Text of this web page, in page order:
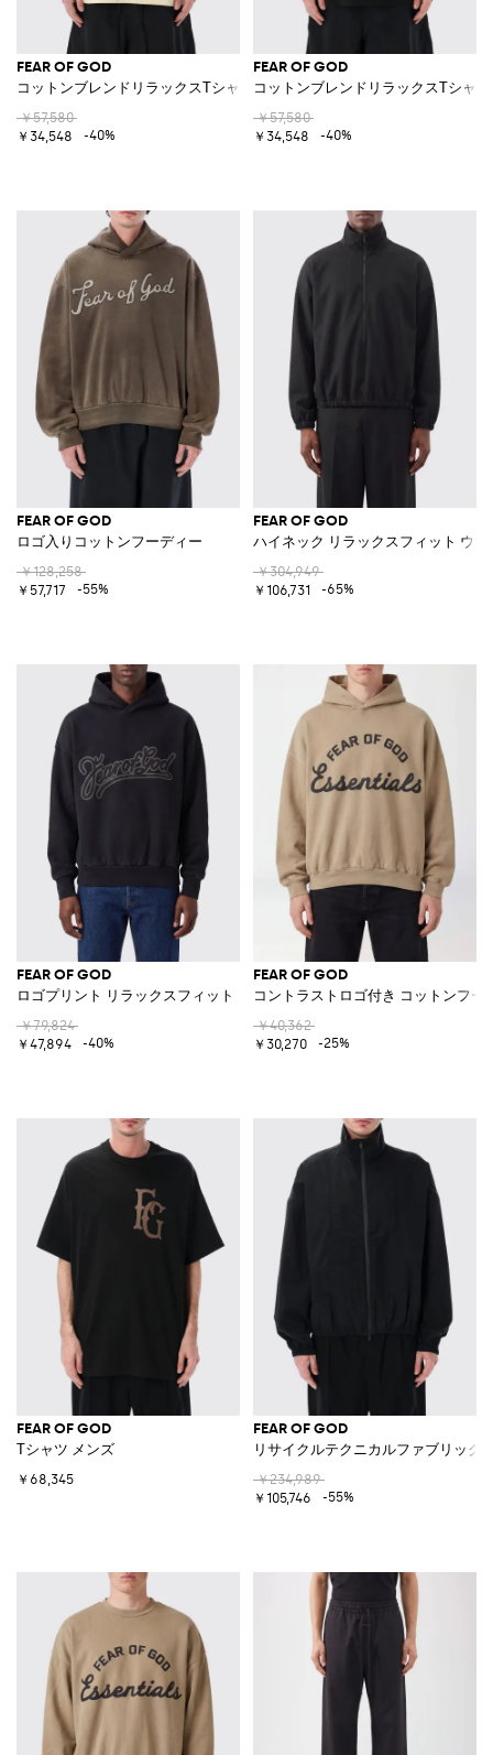
FEAR OF GOD
コットンブレンドリラックスTシャツ
￥57,580
￥34,548
-40%
FEAR OF GOD
コットンブレンドリラックスTシャツ
￥57,580
￥34,548
-40%
FEAR OF GOD
ロゴ入りコットンフーディー
￥128,258
￥57,717
-55%
FEAR OF GOD
ハイネック リラックスフィット ウ
￥304,949
￥106,731
-65%
FEAR OF GOD
ロゴプリント リラックスフィット コットンフーディ
￥79,824
￥47,894
-40%
FEAR OF GOD
コントラストロゴ付き コットンフー
￥40,362
￥30,270
-25%
FEAR OF GOD
Tシャツ メンズ
￥68,345
FEAR OF GOD
リサイクルテクニカルファブリック
￥234,989
￥105,746
-55%